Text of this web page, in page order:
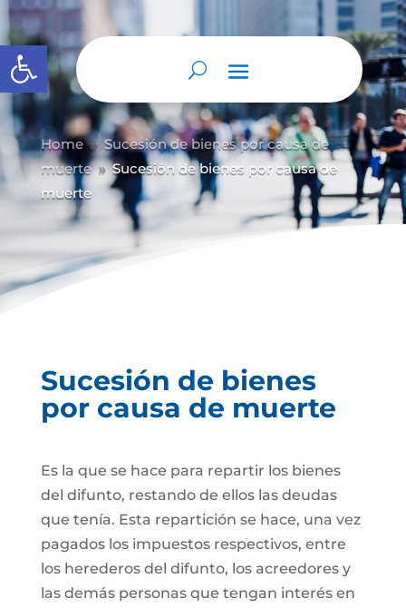
Abrir barra de herramientas
Home 9 Sucesión de bienes por causa de
muerte 9 Sucesión de bienes por causa de
muerte
Sucesión de bienes
por causa de muerte
Es la que se hace para repartir los bienes
del difunto, restando de ellos las deudas
que tenía. Esta repartición se hace, una vez
pagados los impuestos respectivos, entre
los herederos del difunto, los acreedores y
las demás personas que tengan interés en